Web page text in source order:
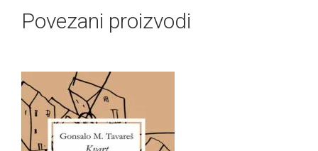
Povezani proizvodi